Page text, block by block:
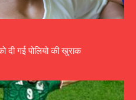
दी गई पोलियो की खुराक